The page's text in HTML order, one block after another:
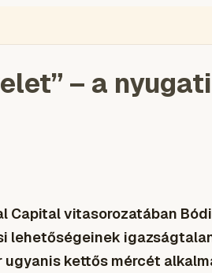
– a
Capital vitasorozatában
lehetőségeinek
kettős mércét